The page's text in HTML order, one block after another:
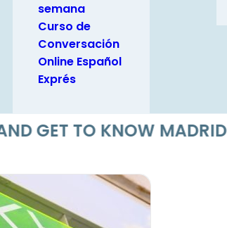
semana
Curso de
Conversación
Online Español
Exprés
TO KNOW MADRID